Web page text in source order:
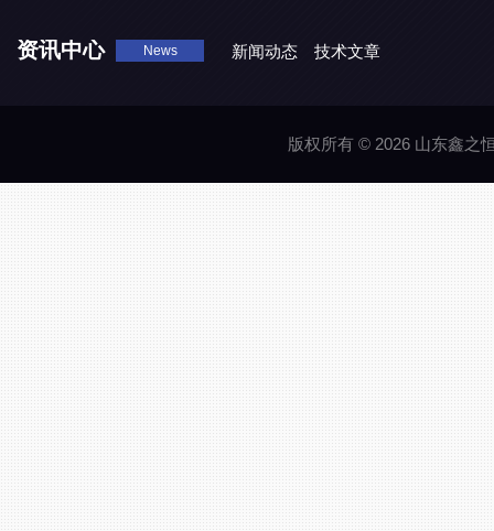
资讯中心 News 新闻动态 技术文章
版权所有 © 2026 山东鑫之